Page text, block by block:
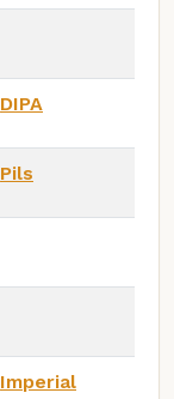
DIPA
Pils
Imperial